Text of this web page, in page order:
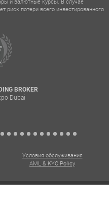
риск потери всего инвестированного
BROKER
Dubai
Условия обслуживания
AML & KYC Policy